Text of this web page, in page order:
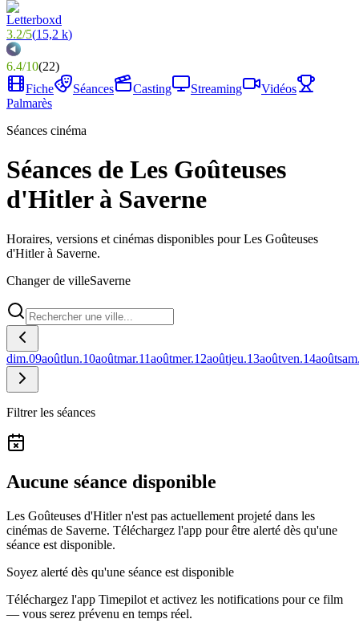
3.2/5(15,2 k)
6.4/10(22)
Fiche
Séances Casting Streaming
Vidéos
Palmarès
Séances cinéma
Séances de Les Goûteuses
d'Hitler à Saverne
Horaires, versions et cinémas disponibles pour Les Goûteuses
d'Hitler à Saverne.
Changer de villeSaverne
dim.09aoûtlun.10aoûtmar.11aoûtmer.12aoûtjeu.13aoûtven.14août
Filtrer les séances
Aucune séance disponible
Les Goûteuses d'Hitler n'est pas actuellement projeté dans les
cinémas de Saverne. Téléchargez l'app pour être alerté dès qu'une
séance est disponible.
Soyez alerté dès qu'une séance est disponible
Téléchargez l'app Timepilot et activez les notifications pour ce film
— vous serez prévenu en temps réel.